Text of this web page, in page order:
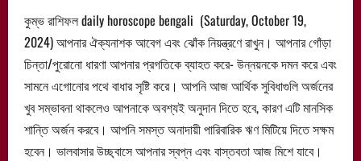
কুম্ভ রাশিফল daily horoscope bengali (Saturday, October 19,
2024) আপনার ঐক্যনাশক আবেগ এবং ঝোঁক নিয়ন্ত্রণে রাখুন। আপনার গোঁড়া
চিন্তা/পুরোনো ধারণা আপনার প্রগতিকে ব্যাহত করে- উন্নয়নকে দমন করে এবং
সামনে এগোনোর পথে বাধার সৃষ্টি করে। আপনি আজ আর্থিক সুবিধাগুলি অর্জনের
খুব সম্ভাবনা থাকলেও আপনাকে অবশ্যই অনুদান দিতে হবে, কারণ এটি মানসিক
শান্তি অর্জন করবে। আপনি সমস্ত অনাদায়ী পারিবারিক ঋণ মিটিয়ে দিতে সক্ষম
হবেন। ভালবাসার উচ্ছ্বাসে আপনার স্বপ্ন এবং বাস্তবতা আজ মিশে যাবে।